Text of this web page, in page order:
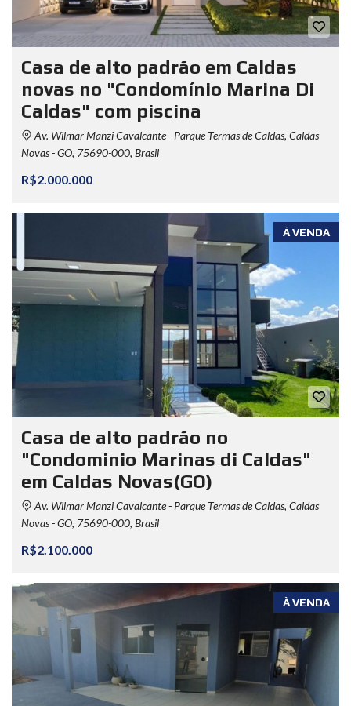
Casa de alto padrão em Caldas
novas no "Condomínio Marina Di
Caldas" com piscina
Av. Wilmar Manzi Cavalcante - Parque Termas de Caldas, Caldas
Novas - GO, 75690-000, Brasil
R$2.000.000
À VENDA
Casa de alto padrão no
"Condominio Marinas di Caldas"
em Caldas Novas(GO)
Av. Wilmar Manzi Cavalcante - Parque Termas de Caldas, Caldas
Novas - GO, 75690-000, Brasil
R$2.100.000
À VENDA